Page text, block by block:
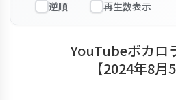
YouTubeボカロ
【2024年8月